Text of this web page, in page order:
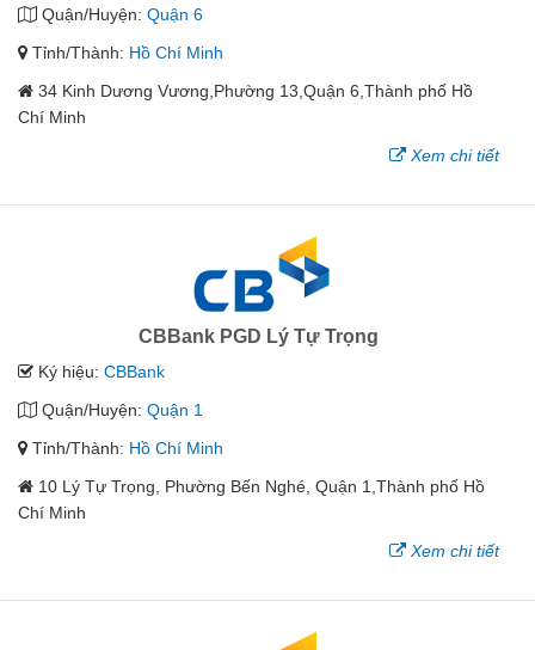
Quận/Huyện: Quận 6
Tỉnh/Thành: Hồ Chí Minh
34 Kinh Dương Vương,Phường 13,Quận 6,Thành phố Hồ
Chí Minh
Xem chi tiết
CBBank PGD Lý Tự Trọng
Ký hiệu: CBBank
Quận/Huyện: Quận 1
Tỉnh/Thành: Hồ Chí Minh
10 Lý Tự Trọng, Phường Bến Nghé, Quận 1,Thành phố Hồ
Chí Minh
Xem chi tiết